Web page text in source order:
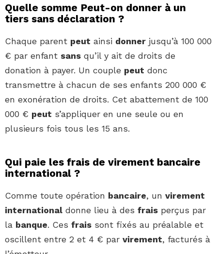
Quelle somme Peut-on donner à un
tiers sans déclaration ?
Chaque parent peut ainsi donner jusqu’à 100 000
€ par enfant sans qu’il y ait de droits de
donation à payer. Un couple peut donc
transmettre à chacun de ses enfants 200 000 €
en exonération de droits. Cet abattement de 100
000 € peut s’appliquer en une seule ou en
plusieurs fois tous les 15 ans.
Qui paie les frais de virement bancaire
international ?
Comme toute opération bancaire, un virement
international donne lieu à des frais perçus par
la banque. Ces frais sont fixés au préalable et
oscillent entre 2 et 4 € par virement, facturés à